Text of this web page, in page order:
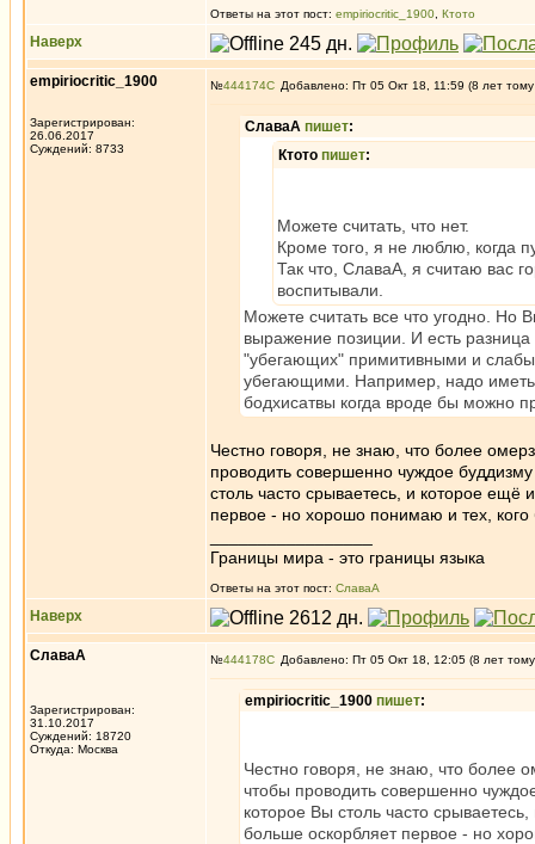
Ответы на этот пост: empiriocritic_1900 Ктото
Наверх
empiriocritic_1900
Зарегистрирован:
26.06.2017
Суждений: 8733
№444174 Добавлено: Пт 05 Окт 18, 11:59 (8 лет
СлаваА пишет:
Ктото пишет:
Можете считать, что нет.
Кроме того, я не люблю, когда
Так что, СлаваА, я считаю вас
воспитывали.
Можете считать все что угодно.
выражение позиции. И есть
"убегающих" примитивными и
убегающими. Например, надо иметь
бодхисатвы когда вроде бы можно
Честно говоря, не знаю, что более
проводить совершенно чуждое
столь часто срываетесь, и которое ещё
первое - но хорошо понимаю и тех, кого
Границы мира - это границы языка
Ответы на этот пост: СлаваА
Наверх
СлаваА
Зарегистрирован:
31.10.2017
Суждений: 18720
Откуда: Москва
№444178 Добавлено: Пт 05 Окт 18, 12:05 (8 лет
empiriocritic_1900 пишет:
Честно говоря, не знаю, что более
чтобы проводить совершенно
которое Вы столь часто
больше оскорбляет первое - но